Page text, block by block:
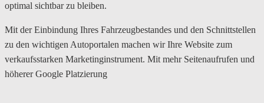
optimal sichtbar zu bleiben.
Mit der Einbindung Ihres Fahrzeugbestandes und den Schnittstellen
zu den wichtigen Autoportalen machen wir Ihre Website zum
verkaufsstarken Marketinginstrument. Mit mehr Seitenaufrufen und
höherer Google Platzierung